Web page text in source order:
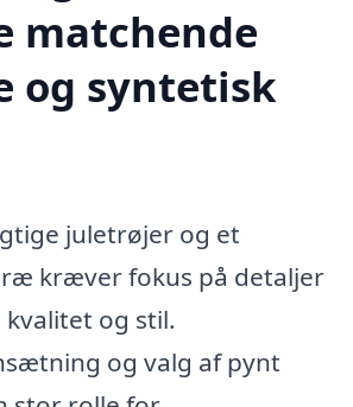
matchende
og syntetisk
juletrøjer og et
kræver fokus på detaljer
og stil.
og valg af pynt